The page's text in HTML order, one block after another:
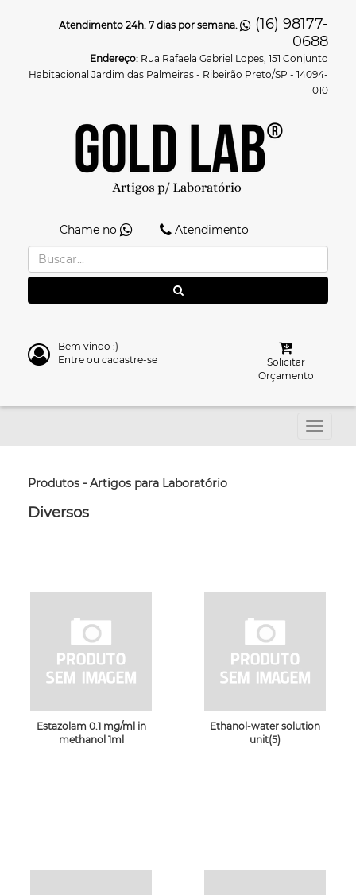
Atendimento 24h. 7 dias por semana.
(16) 98177-
0688
Endereço: Rua Rafaela Gabriel Lopes, 151 Conjunto
Habitacional Jardim das Palmeiras - Ribeirão Preto/SP - 14094-
010
Chame no Atendimento
Bem vindo :)
Entre ou cadastre-se
Solicitar
Orçamento
Produtos - Artigos para Laboratório
Diversos
Estazolam 0.1 mg/ml in
methanol 1ml
Ethanol-water solution
unit(5)